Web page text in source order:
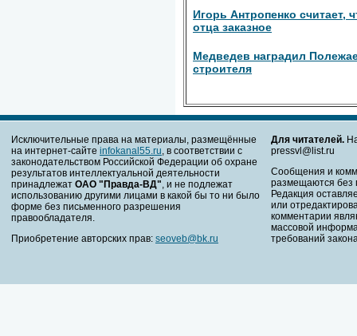
Игорь Антропенко считает,
отца заказное
Медведев наградил
строителя
Исключительные права на материалы, размещённые
на интернет-сайте infokanal55.ru , в соответствии с
законодательством Российской Федерации об охране
результатов интеллектуальной деятельности
принадлежат ОАО "Правда-ВД" , и не подлежат
использованию другими лицами в какой бы то ни было
форме без письменного разрешения
правообладателя.
Приобретение авторских прав: seoveb@bk.ru
Для читателей.
pressvl@list.ru
Сообщения и
размещаются без
Редакция
или
комментарии
массовой
требований